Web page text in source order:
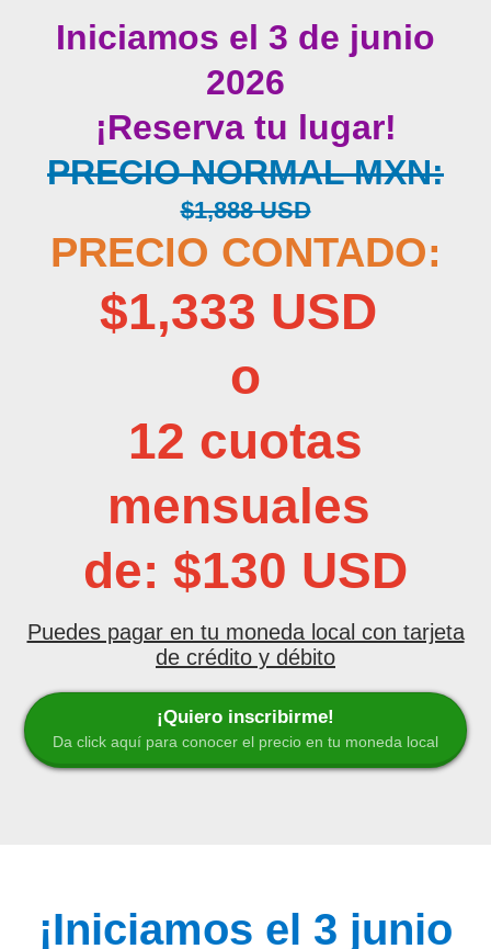
Iniciamos el 3 de junio
2026
¡Reserva tu lugar!
PRECIO NORMAL MXN:
$1,888 USD
PRECIO CONTADO:
$1,333 USD
o
12 cuotas
mensuales
de: $130 USD
Puedes pagar en tu moneda local con tarjeta
de crédito y débito
¡Quiero inscribirme!
Da click aquí para conocer el precio en tu moneda local
¡Iniciamos el 3 junio